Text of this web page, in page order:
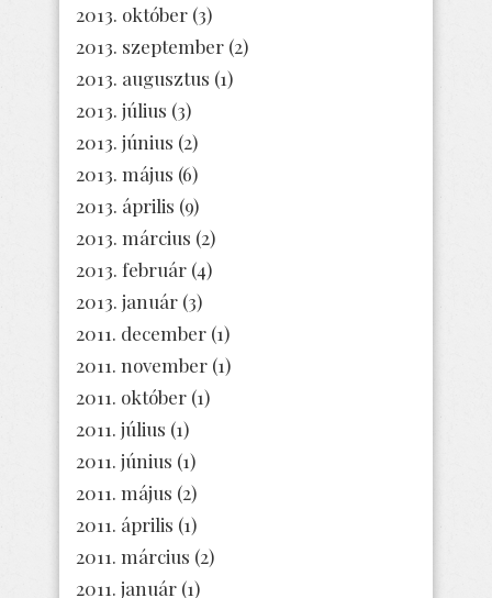
2013. október (3)
2013. szeptember (2)
2013. augusztus (1)
2013. július (3)
2013. június (2)
2013. május (6)
2013. április (9)
2013. március (2)
2013. február (4)
2013. január (3)
2011. december (1)
2011. november (1)
2011. október (1)
2011. július (1)
2011. június (1)
2011. május (2)
2011. április (1)
2011. március (2)
2011. január (1)